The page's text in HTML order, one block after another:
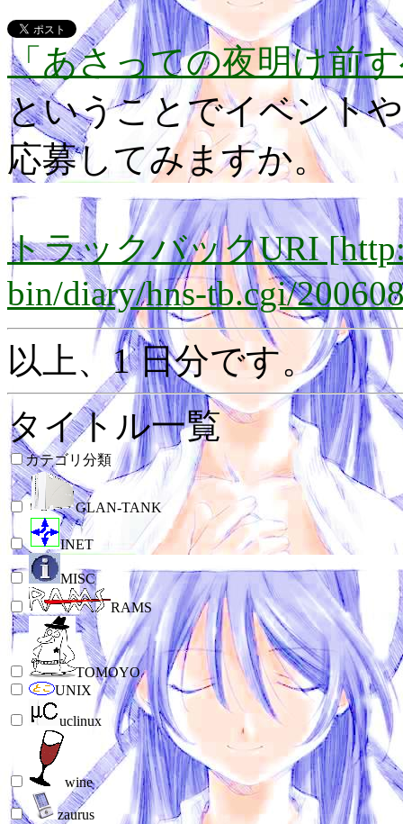
「あさっての夜明け前
ということでイベント
応募してみますか。
トラックバックURI
bin/diary/hns-tb.cgi/
以上、1 日分です。
タイトル一覧
カテゴリ分類
GLAN-TANK
INET
MISC
RAMS
TOMOYO
UNIX
uclinux
wine
zaurus